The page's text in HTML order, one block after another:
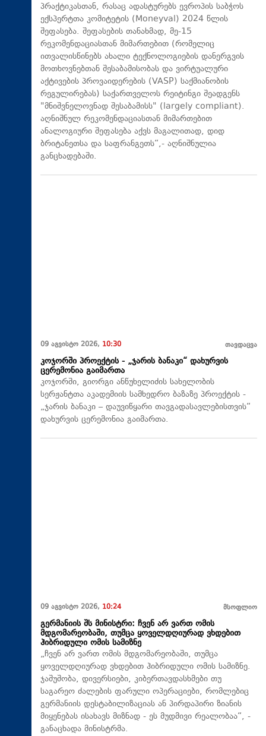
პრაქტიკასთან, რასაც ადასტურებს ევროპის საბჭოს
ექსპერტთა კომიტეტის (Moneyval) 2024 წლის
შეფასება. შეფასების თანახმად, მე-15
რეკომენდაციასთან მიმართებით (რომელიც
ითვალისწინებს ახალი ტექნოლოგიების დანერგვის
მოთხოვნებთან შესაბამისობას და ვირტუალური
აქტივების პროვაიდერების (VASP) საქმიანობის
რეგულირებას) საქართველოს რეიტინგი შეადგენს
"მნიშვნელოვნად შესაბამისს" (largely compliant).
აღნიშნულ რეკომენდაციასთან მიმართებით
ანალოგიური შეფასება აქვს მაგალითად, დიდ
ბრიტანეთსა და საფრანგეთს“,- აღნიშნულია
განცხადებაში.
09 აგვისტო 2026, 10:30 თავდაცვა
კოჯორში პროექტის - „ჯარის ბანაკი“ დახურვის
ცერემონია გაიმართა
კოჯორში, გიორგი ანწუხელიძის სახელობის
სერჟანტთა აკადემიის სამხედრო ბაზაზე პროექტის -
„ჯარის ბანაკი – დაუვიწყარი თავგადასავლებისთვის“
დახურვის ცერემონია გაიმართა.
09 აგვისტო 2026, 10:24 მსოფლიო
გერმანიის შს მინისტრი: ჩვენ არ ვართ ომის
მდგომარეობაში, თუმცა ყოველდღიურად ვხდებით
ჰიბრიდული ომის სამიზნე
„ჩვენ არ ვართ ომის მდგომარეობაში, თუმცა
ყოველდღიურად ვხდებით ჰიბრიდული ომის სამიზნე.
ჯაშუშობა, დივერსიები, კიბერთავდასხმები თუ
საგარეო ძალების ფარული ოპერაციები, რომლებიც
გერმანიის დესტაბილიზაციას ან პირდაპირი ზიანის
მიყენებას ისახავს მიზნად - ეს მუდმივი რეალობაა“, -
განაცხადა მინისტრმა.